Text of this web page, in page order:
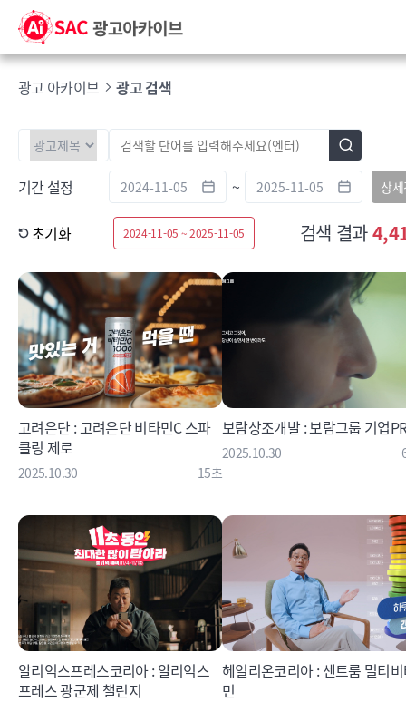
광고 아카이브 광고 검색
기간 설정 ~ 상
초기화 2024-11-05 ~ 2025-11-05 검색 결과
고려은단 : 고려은단 비타민C 스파
클링 제로
2025.10.30 15초
보람상조개발 : 보람그룹 기업
2025.10.30
알리익스프레스코리아 : 알리익스
프레스 광군제 챌린지
헤일리온코리아 : 센트룸 멀티
민